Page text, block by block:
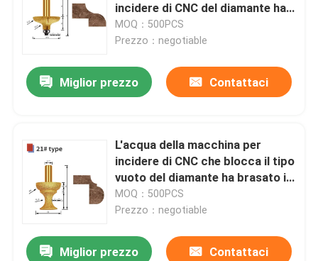
Prodotti
Video
Circa noi
incidere di CNC del diamante ha
brasato il granito di pietra di
marmo
MOQ：500PCS
Prezzo：negotiable
Miglior prezzo Contattaci
L'acqua della macchina per
incidere di CNC che blocca il tipo
vuoto del diamante ha brasato il
granito di pietra di marmo
MOQ：500PCS
Prezzo：negotiable
Miglior prezzo Contattaci